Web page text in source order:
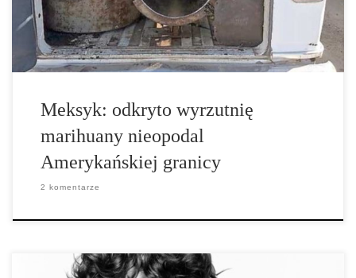
stronie Meksyku wręcz katastrofalne. Na […]
Meksyk: odkryto wyrzutnię
marihuany nieopodal
Amerykańskiej granicy
2 komentarze